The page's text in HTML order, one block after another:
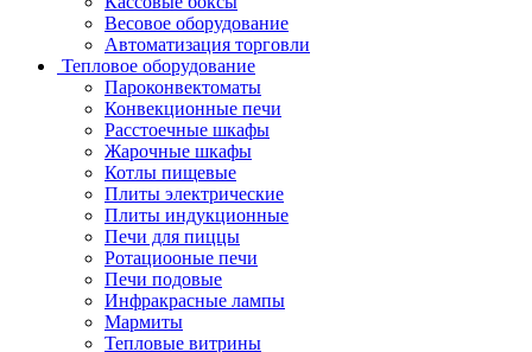
Весовое оборудование
Автоматизация торговли
Тепловое оборудование
Пароконвектоматы
Конвекционные печи
Расстоечные шкафы
Жарочные шкафы
Котлы пищевые
Плиты электрические
Плиты индукционные
Печи для пиццы
Ротациооные печи
Печи подовые
Инфракрасные лампы
Мармиты
Тепловые витрины